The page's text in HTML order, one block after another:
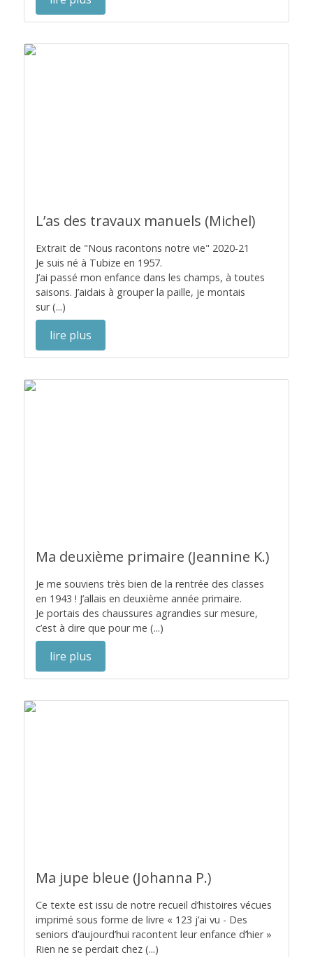
L’as des travaux manuels (Michel)
Extrait de "Nous racontons notre vie" 2020-21
Je suis né à Tubize en 1957.
J’ai passé mon enfance dans les champs, à toutes
saisons. J’aidais à grouper la paille, je montais
sur (...)
lire plus
Ma deuxième primaire (Jeannine K.)
Je me souviens très bien de la rentrée des classes
en 1943 ! J’allais en deuxième année primaire.
Je portais des chaussures agrandies sur mesure,
c’est à dire que pour me (...)
lire plus
Ma jupe bleue (Johanna P.)
Ce texte est issu de notre recueil d’histoires vécues
imprimé sous forme de livre « 123 j’ai vu - Des
seniors d’aujourd’hui racontent leur enfance d’hier »
Rien ne se perdait chez (...)